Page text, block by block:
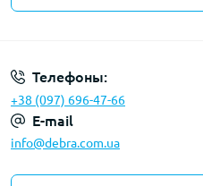
Телефоны:
+38 (097) 696-47-66
E-mail
info@debra.com.ua